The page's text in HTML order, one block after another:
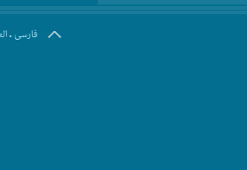
.فارسی